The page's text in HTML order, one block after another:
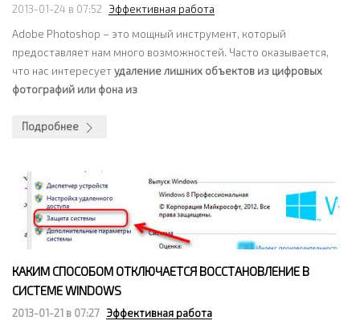
2013-01-24 в 07:52
Эффективная работа
Adobe Photoshop – это мощный инструмент, который
предоставляет нам много возможностей. Часто оказывается,
что нас интересуетудаление лишних объектов из цифровых
фотографий или фона из
Подробнее
КАКИМ СПОСОБОМ ОТКЛЮЧАЕТСЯ ВОССТАНОВЛЕНИЕ В
СИСТЕМЕ WINDOWS
2013-01-21 в 07:27 Эффективная работа